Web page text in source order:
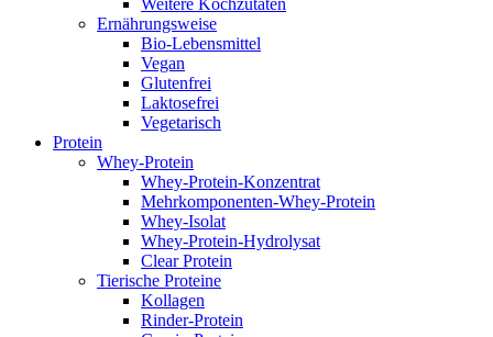
Weitere Kochzutaten
Ernährungsweise
Bio-Lebensmittel
Vegan
Glutenfrei
Laktosefrei
Vegetarisch
Protein
Whey-Protein
Whey-Protein-Konzentrat
Mehrkomponenten-Whey-Protein
Whey-Isolat
Whey-Protein-Hydrolysat
Clear Protein
Tierische Proteine
Kollagen
Rinder-Protein